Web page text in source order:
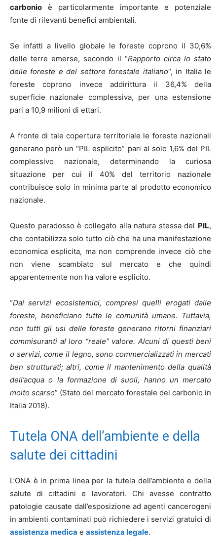
carbonio è particolarmente importante e potenziale
fonte di rilevanti benefici ambientali.
Se infatti a livello globale le foreste coprono il 30,6%
delle terre emerse, secondo il “Rapporto circa lo stato
delle foreste e del settore forestale italiano“, in Italia le
foreste coprono invece addirittura il 36,4% della
superficie nazionale complessiva, per una estensione
pari a 10,9 milioni di ettari.
A fronte di tale copertura territoriale le foreste nazionali
generano però un “PIL esplicito” pari al solo 1,6% del PIL
complessivo nazionale, determinando la curiosa
situazione per cui il 40% del territorio nazionale
contribuisce solo in minima parte al prodotto economico
nazionale.
Questo paradosso è collegato alla natura stessa del PIL,
che contabilizza solo tutto ciò che ha una manifestazione
economica esplicita, ma non comprende invece ciò che
non viene scambiato sul mercato e che quindi
apparentemente non ha valore esplicito.
“Dai servizi ecosistemici, compresi quelli erogati dalle
foreste, beneficiano tutte le comunità umane. Tuttavia,
non tutti gli usi delle foreste generano ritorni finanziari
commisuranti al loro “reale” valore. Alcuni di questi beni
o servizi, come il legno, sono commercializzati in mercati
ben strutturati; altri, come il mantenimento della qualità
dell’acqua o la formazione di suoli, hanno un mercato
molto scarso” (Stato del mercato forestale del carbonio in
Italia 2018).
Tutela ONA dell’ambiente e della
salute dei cittadini
L’ONA è in prima linea per la tutela dell’ambiente e della
salute di cittadini e lavoratori. Chi avesse contratto
patologie causate dall’esposizione ad agenti cancerogeni
in ambienti contaminati può richiedere i servizi gratuici di
assistenza medica e assistenza legale.